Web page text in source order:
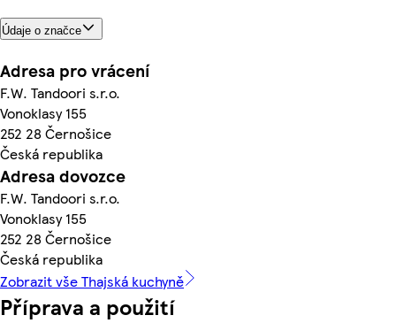
Údaje o značce
Adresa pro vrácení
F.W. Tandoori s.r.o.
Vonoklasy 155
252 28 Černošice
Česká republika
Adresa dovozce
F.W. Tandoori s.r.o.
Vonoklasy 155
252 28 Černošice
Česká republika
Zobrazit vše Thajská kuchyně
Příprava a použití